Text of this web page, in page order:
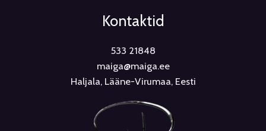
Kontaktid
533 21848
maiga@maiga.ee
Haljala, Lääne-Virumaa, Eesti